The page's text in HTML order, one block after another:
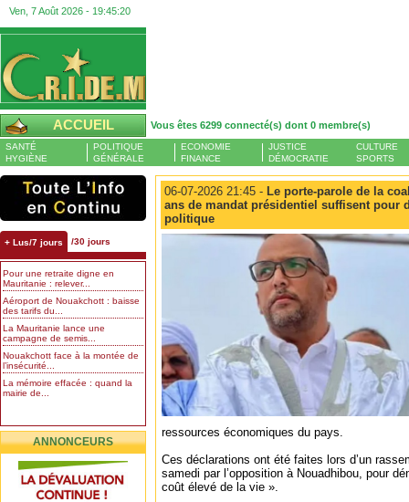
Ven, 7 Août 2026 - 19:45:21
ACCUEIL Vous êtes 6299 connecté(s) dont 0 membre(s)
SANTÉ
HYGIÈNE
POLITIQUE
GÉNÉRALE
ECONOMIE
FINANCE
JUSTICE
DÉMOCRATIE
CULTURE
SPORTS
+ Lus/7 jours /30 jours
Pour une retraite digne en
Mauritanie : relever...
Aéroport de Nouakchott : baisse
des tarifs du...
La Mauritanie lance une
campagne de semis...
Nouakchott face à la montée de
l’insécurité...
La mémoire effacée : quand la
mairie de...
ANNONCEURS
06-07-2026 21:45 - Le porte-parole de la
ans de mandat présidentiel suffisent pour
politique
ressources économiques du pays.
Ces déclarations ont été faites lors d’un
samedi par l’opposition à Nouadhibou, pour
coût élevé de la vie ».